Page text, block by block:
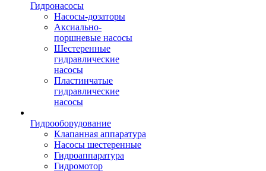
Гидронасосы
Насосы-дозаторы
Аксиально-
поршневые насосы
Шестеренные
гидравлические
насосы
Пластинчатые
гидравлические
насосы
Гидрооборудование
Клапанная аппаратура
Насосы шестеренные
Гидроаппаратура
Гидромотор